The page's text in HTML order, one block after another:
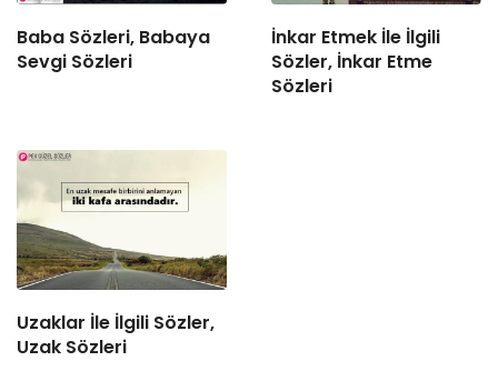
Baba Sözleri, Babaya
Sevgi Sözleri
İnkar Etmek İle İlgili
Sözler, İnkar Etme
Sözleri
Uzaklar İle İlgili Sözler,
Uzak Sözleri